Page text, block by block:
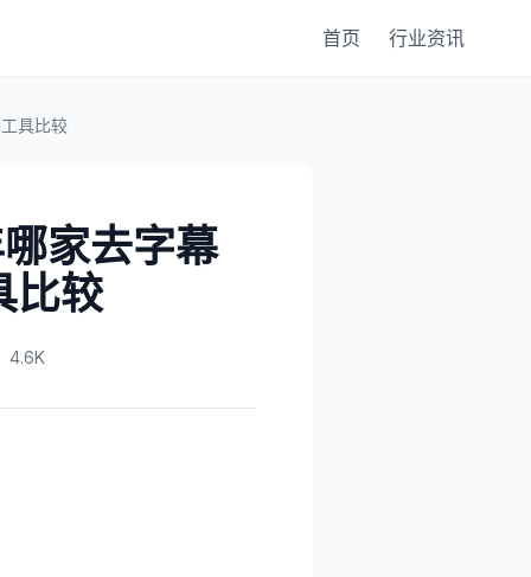
首页 行业资讯
具比较
家去字幕
比较
4.6K